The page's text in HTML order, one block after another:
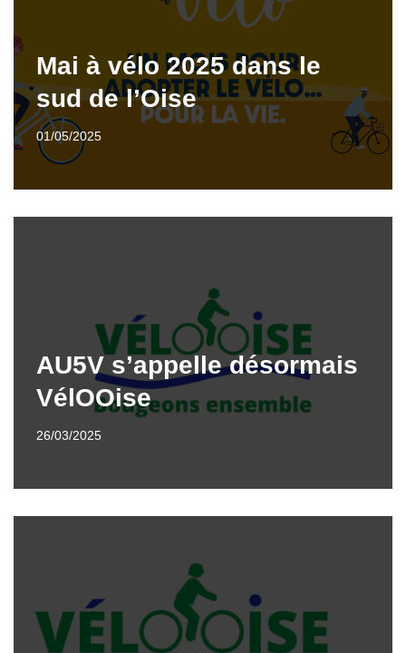
Mai à vélo 2025 dans le
sud de l’Oise
01/05/2025
AU5V s’appelle désormais
VélOOise
26/03/2025